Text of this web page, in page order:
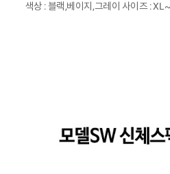
색상 : 블랙,베이지,그레이 사이즈 :